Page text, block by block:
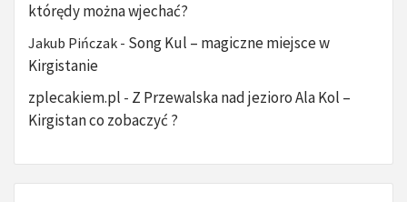
którędy można wjechać?
Jakub Pińczak - Song Kul – magiczne miejsce w
Kirgistanie
zplecakiem.pl - Z Przewalska nad jezioro Ala Kol –
Kirgistan co zobaczyć ?